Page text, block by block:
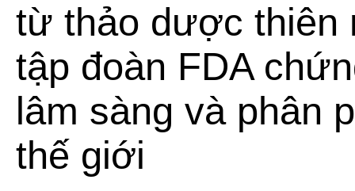
từ thảo dược thiên
tập đoàn FDA
lâm sàng và phân
thế giới